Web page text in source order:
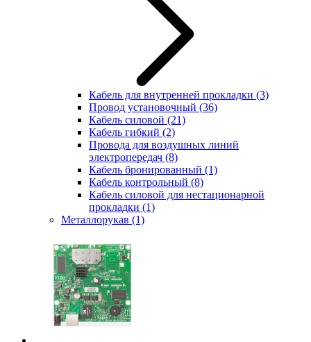
Кабель для внутренней прокладки (3)
Провод установочный (36)
Кабель силовой (21)
Кабель гибкий (2)
Провода для воздушных линий
электропередач (8)
Кабель бронированный (1)
Кабель контрольный (8)
Кабель силовой для нестационарной
прокладки (1)
Металлорукав (1)